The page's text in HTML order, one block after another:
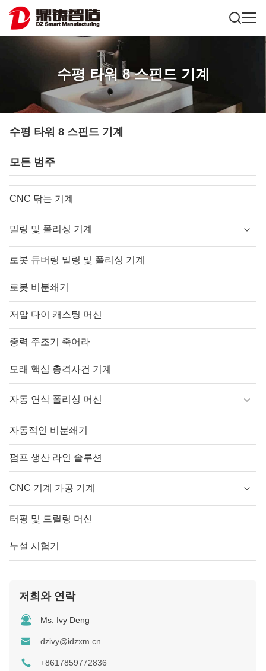
수평 타워 8 스핀드 기계
수평 타워 8 스핀드 기계
모든 범주
CNC 닦는 기계
밀링 및 폴리싱 기계
로봇 듀버링 밀링 및 폴리싱 기계
로봇 비분쇄기
저압 다이 캐스팅 머신
중력 주조기 죽어라
모래 핵심 총격사건 기계
자동 연삭 폴리싱 머신
자동적인 비분쇄기
펌프 생산 라인 솔루션
CNC 기계 가공 기계
터핑 및 드릴링 머신
누설 시험기
저희와 연락
Ms. Ivy Deng
dzivy@idzxm.cn
+8617859772836